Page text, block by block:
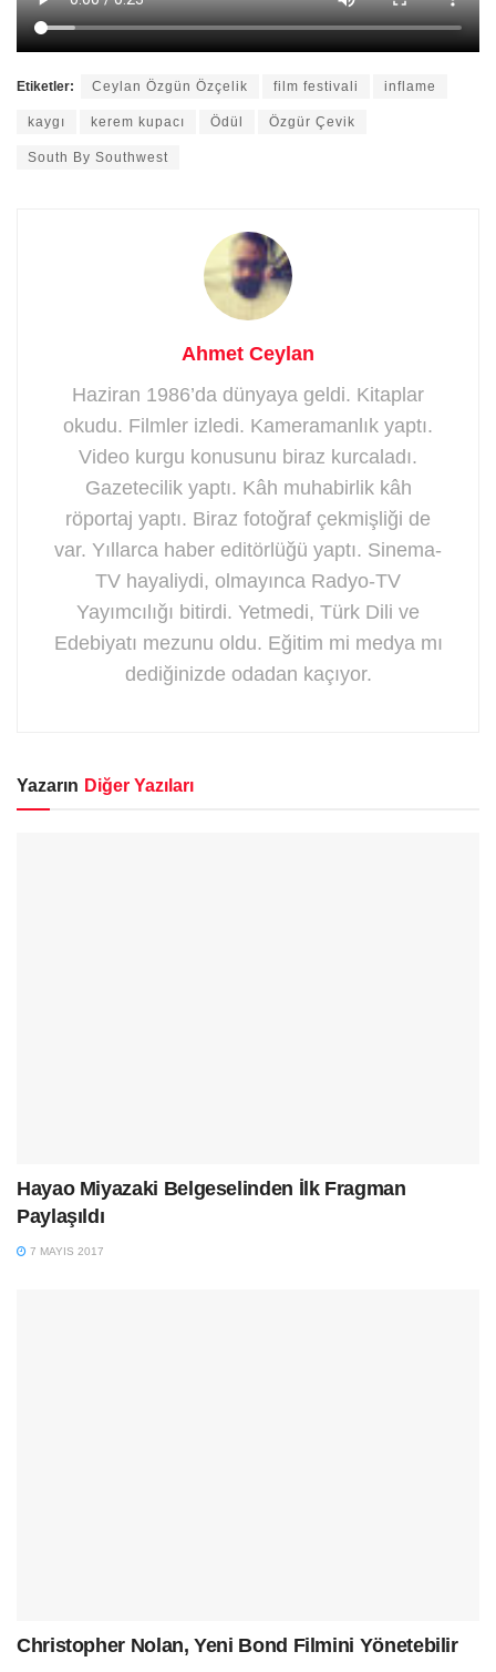
Etiketler: Ceylan Özgün Özçelik film festivali inflame
kaygı kerem kupacı Ödül Özgür Çevik
South By Southwest
Ahmet Ceylan
Haziran 1986’da dünyaya geldi. Kitaplar
okudu. Filmler izledi. Kameramanlık yaptı.
Video kurgu konusunu biraz kurcaladı.
Gazetecilik yaptı. Kâh muhabirlik kâh
röportaj yaptı. Biraz fotoğraf çekmişliği de
var. Yıllarca haber editörlüğü yaptı. Sinema-
TV hayaliydi, olmayınca Radyo-TV
Yayımcılığı bitirdi. Yetmedi, Türk Dili ve
Edebiyatı mezunu oldu. Eğitim mi medya mı
dediğinizde odadan kaçıyor.
Yazarın Diğer Yazıları
Hayao Miyazaki Belgeselinden İlk Fragman
Paylaşıldı
7 MAYIS 2017
Christopher Nolan, Yeni Bond Filmini Yönetebilir